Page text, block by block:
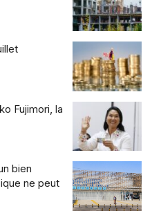
Fujimori, la
bien
ne peut